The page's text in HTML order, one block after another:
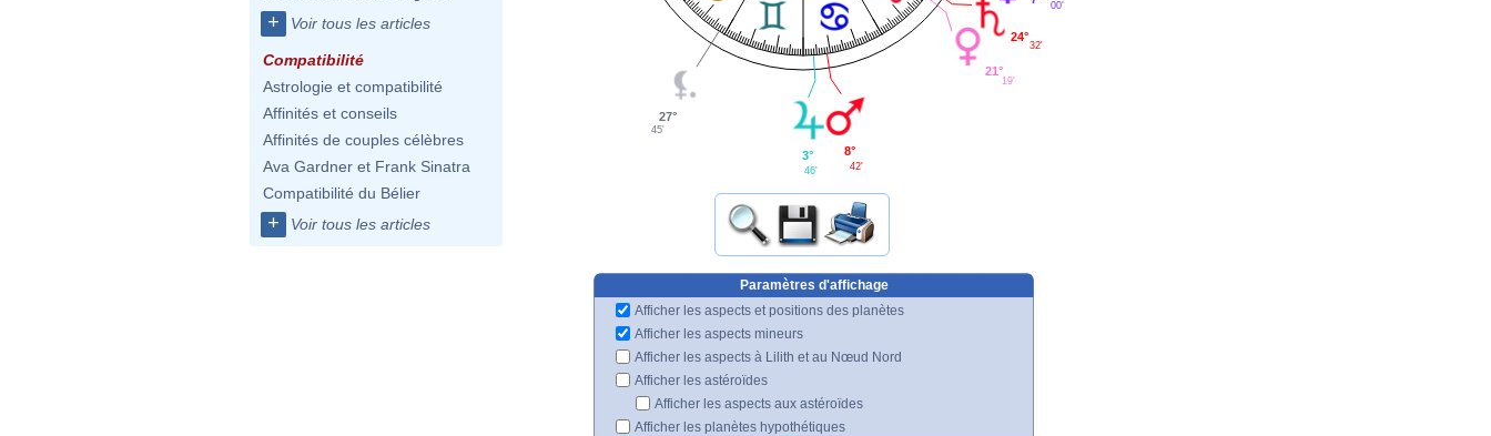
+ Voir tous les articles
Compatibilité
Astrologie et compatibilité
Affinités et conseils
Affinités de couples célèbres
Ava Gardner et Frank Sinatra
Compatibilité du Bélier
+ Voir tous les articles
27°
45'
3°
46'
8°
42'
21°
19'
24°
32'
00'
Paramètres d'affichage
Afficher les aspects et positions des planètes
Afficher les aspects mineurs
Afficher les aspects à Lilith et au Nœud Nord
Afficher les astéroïdes
Afficher les aspects aux astéroïdes
Afficher les planètes hypothétiques